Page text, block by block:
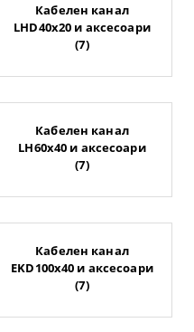
Кабелен канал
LHD40x20 и аксесоари
(7)
Кабелен канал
LH60x40 и аксесоари
(7)
Кабелен канал
EKD100x40 и аксесоари
(7)